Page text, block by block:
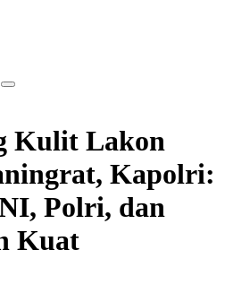
Kulit Lakon
Kapolri:
Polri, dan
Kuat